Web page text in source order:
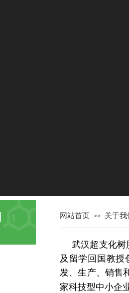
网站首页 >> 关于我
武汉超支化树
及留学回国教授
发、生产、销售
家科技型中小企业